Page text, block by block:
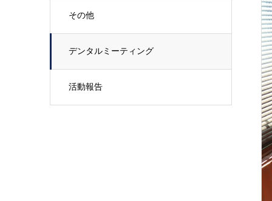
その他
デンタルミーティング
活動報告